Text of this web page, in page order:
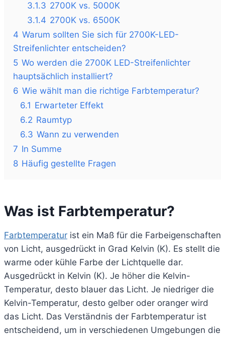
3.1.3 2700K vs. 5000K
3.1.4 2700K vs. 6500K
4 Warum sollten Sie sich für 2700K-LED-
Streifenlichter entscheiden?
5 Wo werden die 2700K LED-Streifenlichter
hauptsächlich installiert?
6 Wie wählt man die richtige Farbtemperatur?
6.1 Erwarteter Effekt
6.2 Raumtyp
6.3 Wann zu verwenden
7 In Summe
8 Häufig gestellte Fragen
Was ist Farbtemperatur?
Farbtemperatur ist ein Maß für die Farbeigenschaften
von Licht, ausgedrückt in Grad Kelvin (K). Es stellt die
warme oder kühle Farbe der Lichtquelle dar.
Ausgedrückt in Kelvin (K). Je höher die Kelvin-
Temperatur, desto blauer das Licht. Je niedriger die
Kelvin-Temperatur, desto gelber oder oranger wird
das Licht. Das Verständnis der Farbtemperatur ist
entscheidend, um in verschiedenen Umgebungen die